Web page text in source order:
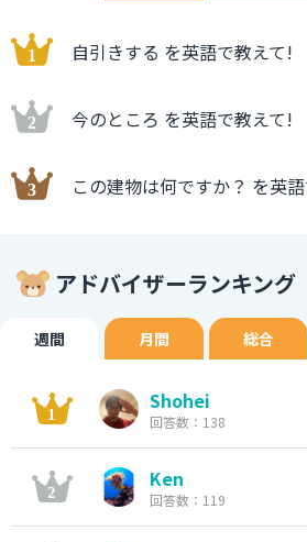
自引きする を英語で教えて!
今のところ を英語で教えて!
この建物は何ですか？ を英
アドバイザーランキング
週間 月間 総合
Shohei
回答数：138
Ken
回答数：119